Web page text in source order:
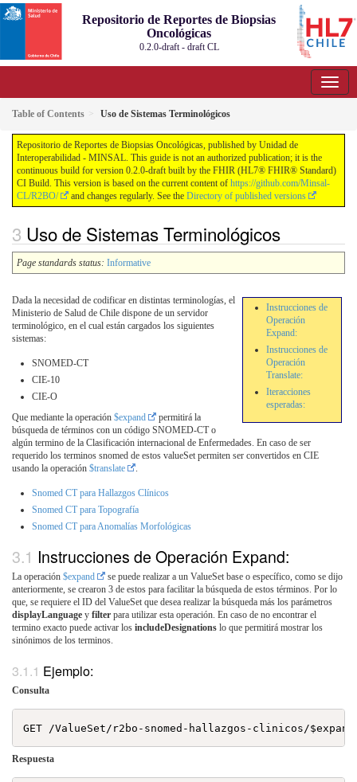
Repositorio de Reportes de Biopsias
Oncológicas
0.2.0-draft - draftCL
Table of Contents Uso de Sistemas Terminológicos
Repositorio de Reportes de Biopsias Oncológicas, published by Unidad de
Interoperabilidad - MINSAL. This guide is not an authorized publication; it is the
continuous build for version 0.2.0-draft built by the FHIR (HL7® FHIR® Standard)
CI Build. This version is based on the current content of https://github.com/Minsal-
CL/R2BO/
and changes regularly. See the Directory of published versions
Uso de Sistemas Terminológicos
Page standards status: Informative
Instrucciones de
Operación
Expand:
Instrucciones de
Operación
Translate:
Iteracciones
esperadas:
Dada la necesidad de codificar en distintas terminologías, el
Ministerio de Salud de Chile dispone de un servidor
terminológico, en el cual están cargados los siguientes
sistemas:
SNOMED-CT
CIE-10
CIE-O
Que mediante la operación $expand
permitirá la
búsqueda de términos con un código SNOMED-CT o
algún termino de la Clasificación internacional de Enfermedades. En caso de ser
requerido los terminos snomed de estos valueSet permiten ser convertidos en CIE
usando la operación $translate .
Snomed CT para Hallazgos Clínicos
Snomed CT para Topografía
Snomed CT para Anomalías Morfológicas
Instrucciones de Operación Expand:
La operación $expand
se puede realizar a un ValueSet base o específico, como se dijo
anteriormente, se crearon 3 de estos para facilitar la búsqueda de estos términos. Por lo
que, se requiere el ID del ValueSet que desea realizar la búsqueda más los parámetros
displayLanguage y filter para utilizar esta operación. En caso de no encontrar el
termino exacto puede activar los includeDesignations lo que permitirá mostrar los
sinónimos de los terminos.
Ejemplo:
Consulta
Respuesta